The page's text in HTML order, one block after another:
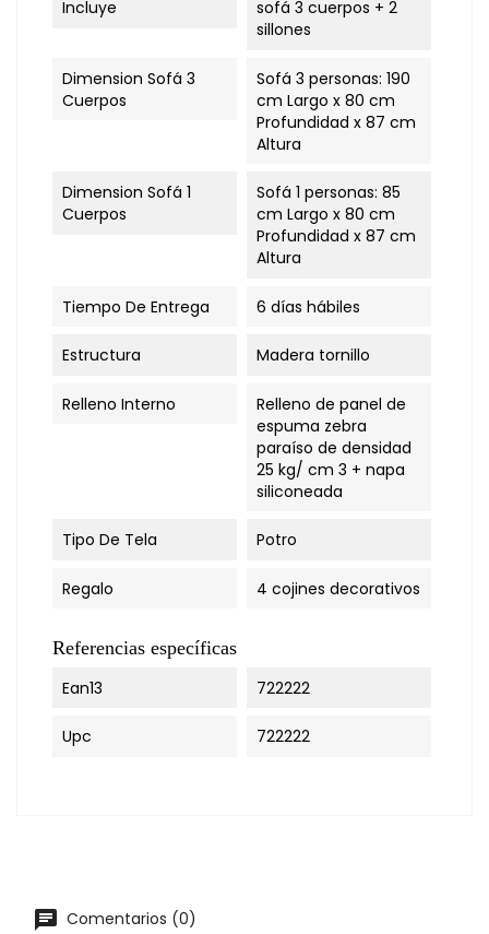
Incluye
sofá 3 cuerpos + 2
sillones
Dimension Sofá 3
Cuerpos
Sofá 3 personas: 190
cm Largo x 80 cm
Profundidad x 87 cm
Altura
Dimension Sofá 1
Cuerpos
Sofá 1 personas: 85
cm Largo x 80 cm
Profundidad x 87 cm
Altura
Tiempo De Entrega 6 días hábiles
Estructura Madera tornillo
Relleno Interno
Relleno de panel de
espuma zebra
paraíso de densidad
25 kg/ cm 3 + napa
siliconeada
Tipo De Tela Potro
Regalo 4 cojines decorativos
Referencias específicas
Ean13
722222
Upc 722222
chat Comentarios (0)